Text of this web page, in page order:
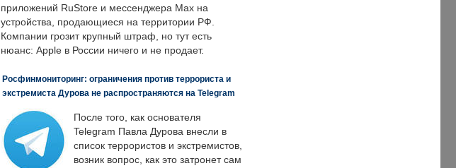
приложений RuStore и мессенджера Max на
устройства, продающиеся на территории РФ.
Компании грозит крупный штраф, но тут есть
нюанс: Apple в России ничего и не продает.
Росфинмониторинг: ограничения против террориста и
экстремиста Дурова не распространяются на Telegram
После того, как основателя
Telegram Павла Дурова внесли в
список террористов и экстремистов,
возник вопрос, как это затронет сам